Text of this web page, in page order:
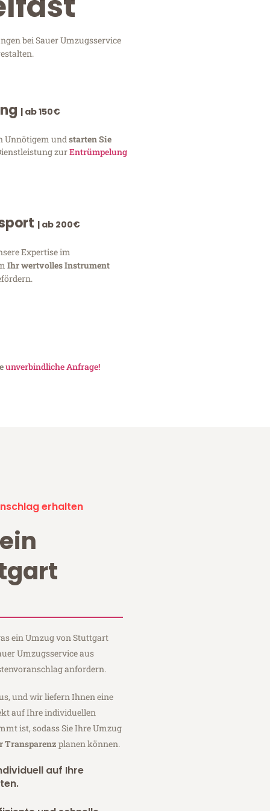
bei Sauer Umzugsservice
| ab 150€
Unnötigem und starten Sie
zurEntrümpelung
| ab 200€
Expertise im
Ihr wertvolles Instrument
unverbindliche Anfrage!
erhalten
ein Umzug von Stuttgart
Umzugsservice aus
anfordern.
und wir liefern Ihnen eine
auf Ihre individuellen
ist, sodass Sie Ihre Umzug
Transparenz planen können.
auf Ihre